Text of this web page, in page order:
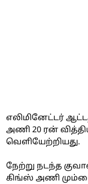
எலிமினேட்டர்
அணி 20 ரன்
வெளியேற்றியது.
நேற்று நடந்த
கிங்ஸ் அணி